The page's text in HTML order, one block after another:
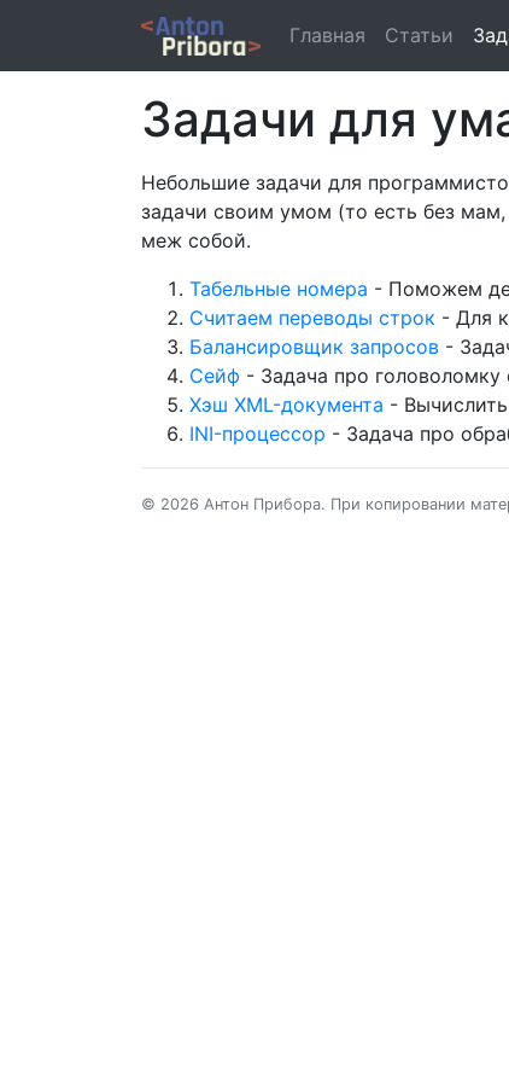
Главная Статьи
Задачи для
Небольшие задачи для
задачи своим умом (то есть без
меж собой.
Табельные номера - Поможем
Считаем переводы строк - Для
Балансировщик запросов -
Сейф - Задача про головоломку
Хэш XML-документа -
INI-процессор - Задача про
© 2026 Антон Прибора. При копировании